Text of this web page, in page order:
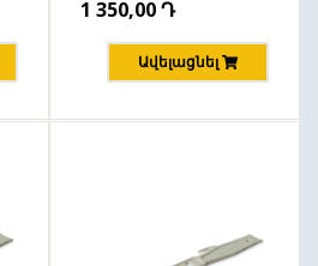
1 350,00Դ
Ավելացնել